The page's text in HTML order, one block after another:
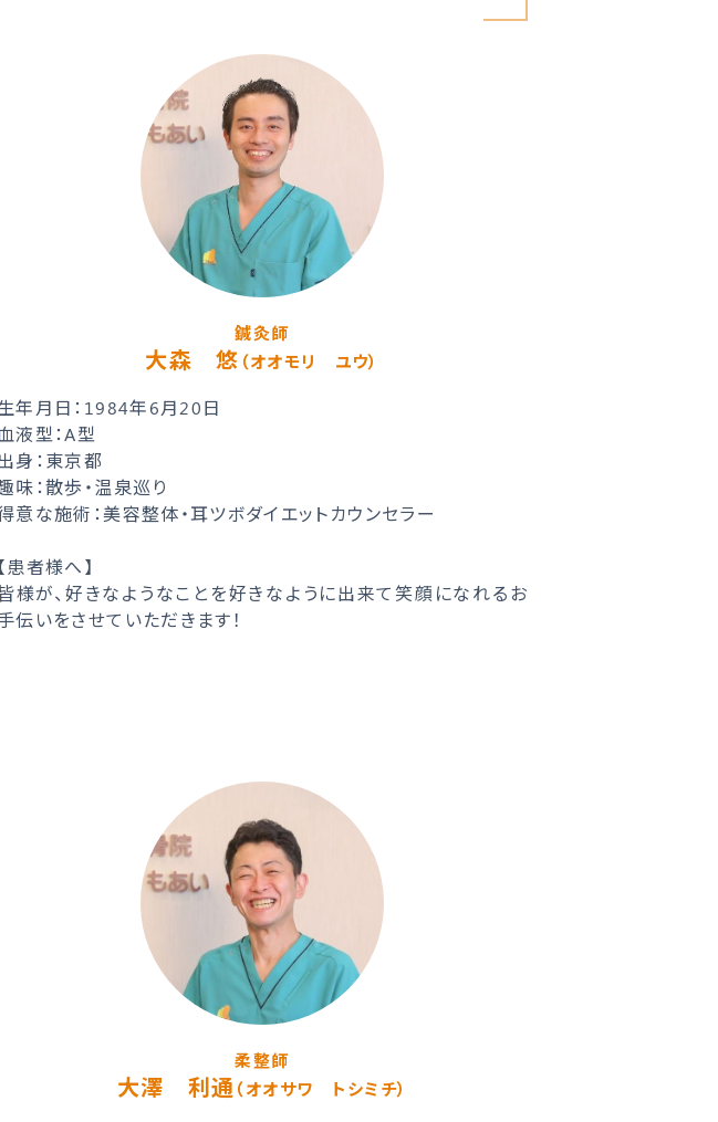
鍼灸師
大森 悠 （オオモリ ユウ）
年月日：1984年6月20日
血液型：A型
身：東京都
味：散歩・温泉巡り
意な施術：美容整体・耳ツボダイエットカウンセラー
【患者様へ】
様が、好きなようなことを好きなように出来て笑顔になれるお
伝いをさせていただきます！
柔整師
大澤 利通 （オオサワ トシミチ）